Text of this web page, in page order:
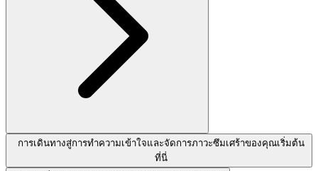
การเดินทางสู่การทำความเข้าใจและจัดการภาวะซึมเศร้าของคุณเริ่มต้น
ที่นี่